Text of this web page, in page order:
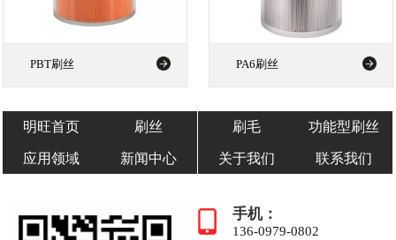
PBT刷丝 PA6刷丝
明旺首页 刷丝 刷毛 功能型刷丝
应用领域 新闻中心 关于我们 联系我们
手机：
136-0979-0802